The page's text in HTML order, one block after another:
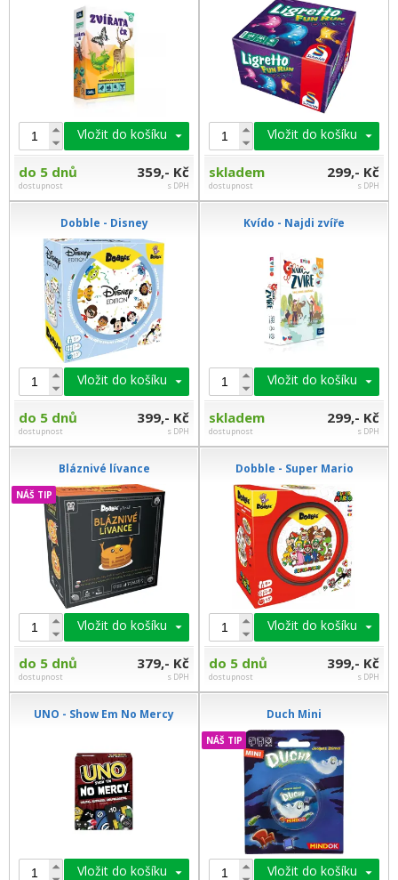
Vložit do košíku
do 5 dnů
dostupnost
359,- Kč
s DPH
Vložit do košíku
skladem
dostupnost
299,- Kč
s DPH
Dobble - Disney
Vložit do košíku
do 5 dnů
dostupnost
399,- Kč
s DPH
Kvído - Najdi zvíře
Vložit do košíku
skladem
dostupnost
299,- Kč
s DPH
Bláznivé lívance
NÁŠ TIP
Vložit do košíku
do 5 dnů
dostupnost
379,- Kč
s DPH
Dobble - Super Mario
Vložit do košíku
do 5 dnů
dostupnost
399,- Kč
s DPH
UNO - Show Em No Mercy
Vložit do košíku
Duch Mini
NÁŠ TIP
Vložit do košíku